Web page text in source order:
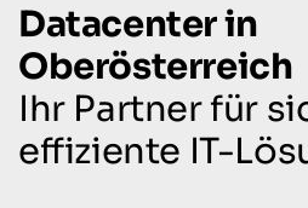
Datacenter in
Oberösterreich
Ihr Partner für
effiziente IT-